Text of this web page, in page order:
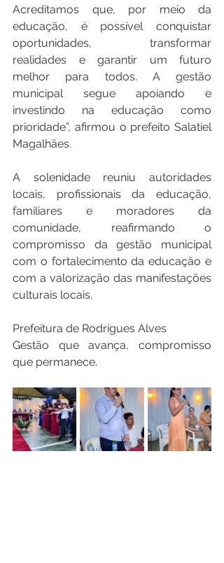
Acreditamos que, por meio da
educação, é possível conquistar
oportunidades, transformar
realidades e garantir um futuro
melhor para todos. A gestão
municipal segue apoiando e
investindo na educação como
prioridade”, afirmou o prefeito Salatiel
Magalhães.
A solenidade reuniu autoridades
locais, profissionais da educação,
familiares e moradores da
comunidade, reafirmando o
compromisso da gestão municipal
com o fortalecimento da educação e
com a valorização das manifestações
culturais locais.
Prefeitura de Rodrigues Alves
Gestão que avança, compromisso
que permanece.